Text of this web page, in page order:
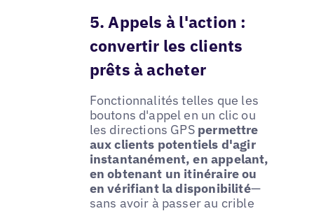
5. Appels à l'action :
convertir les clients
prêts à acheter
Fonctionnalités telles que les
boutons d'appel en un clic ou
les directions GPS permettre
aux clients potentiels d'agir
instantanément, en appelant,
en obtenant un itinéraire ou
en vérifiant la disponibilité—
sans avoir à passer au crible